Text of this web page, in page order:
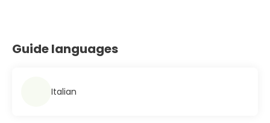
Guide languages
Italian